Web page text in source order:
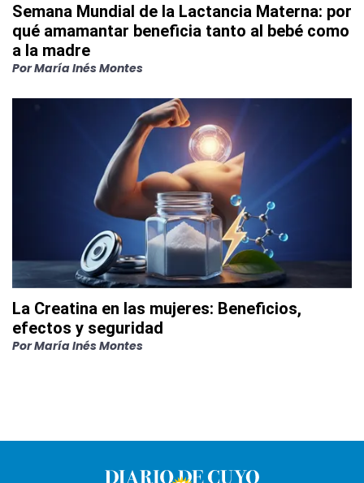
Semana Mundial de la Lactancia Materna: por
qué amamantar beneficia tanto al bebé como
a la madre
PorMaría Inés Montes
La Creatina en las mujeres: Beneficios,
efectos y seguridad
PorMaría Inés Montes